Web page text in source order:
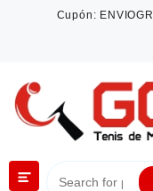
Cupón: